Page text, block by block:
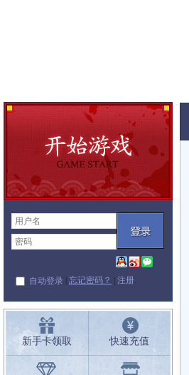
自动登录 | 忘记密码？ | 注册
新手卡领取 快速充值